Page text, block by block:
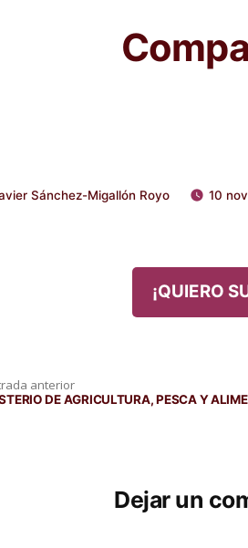
Sánchez-Migallón Royo 10
¡QUIERO
anteriorEntrada
anterior:
DE AGRICULTURA, PESCA Y
Dejar un